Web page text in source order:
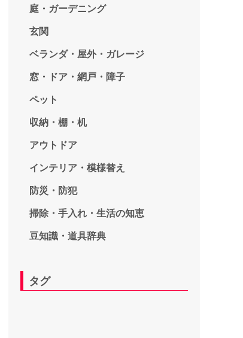
庭・ガーデニング
玄関
ベランダ・屋外・ガレージ
窓・ドア・網戸・障子
ペット
収納・棚・机
アウトドア
インテリア・模様替え
防災・防犯
掃除・手入れ・生活の知恵
豆知識・道具辞典
タグ